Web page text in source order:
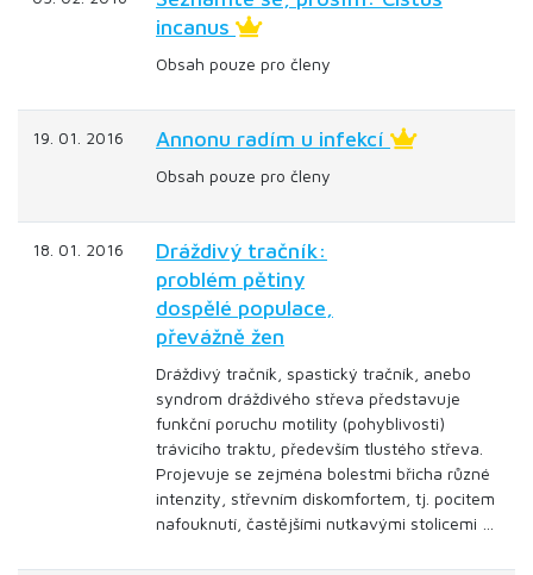
incanus
Obsah pouze pro členy
19. 01. 2016 Annonu radím u infekcí
Obsah pouze pro členy
18. 01. 2016
Dráždivý tračník:
problém pětiny
dospělé populace,
převážně žen
Dráždivý tračník, spastický tračník, anebo
syndrom dráždivého střeva představuje
funkční poruchu motility (pohyblivosti)
trávicího traktu, především tlustého střeva.
Projevuje se zejména bolestmi břicha různé
intenzity, střevním diskomfortem, tj. pocitem
nafouknutí, častějšími nutkavými stolicemi …